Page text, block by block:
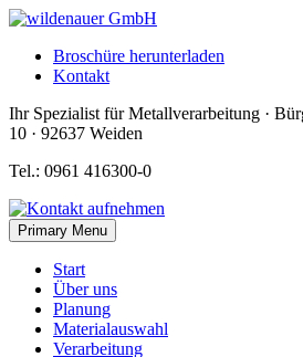
Skip
contentBroschüre herunterladen
Kontakt
Ihr Spezialist für Metallverarbeitung ·
10 · 92637 Weiden
Tel.: 0961 416300-0
Primary Menu
Start
Über uns
Planung
Materialauswahl
Verarbeitung